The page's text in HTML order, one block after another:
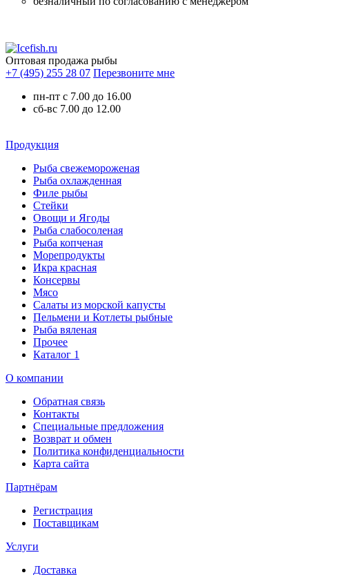
Оптовая продажа рыбы
+7 (495) 255 28 07 Перезвоните мне
пн-пт с 7.00 до 16.00
сб-вс 7.00 до 12.00
Продукция
Рыба свежемороженая
Рыба охлажденная
Филе рыбы
Стейки
Овощи и Ягоды
Рыба слабосоленая
Рыба копченая
Морепродукты
Икра красная
Консервы
Мясо
Салаты из морской капусты
Пельмени и Котлеты рыбные
Рыба вяленая
Прочее
Каталог 1
О компании
Обратная связь
Контакты
Специальные предложения
Возврат и обмен
Политика конфиденциальности
Карта сайта
Партнёрам
Регистрация
Поставщикам
Услуги
Доставка